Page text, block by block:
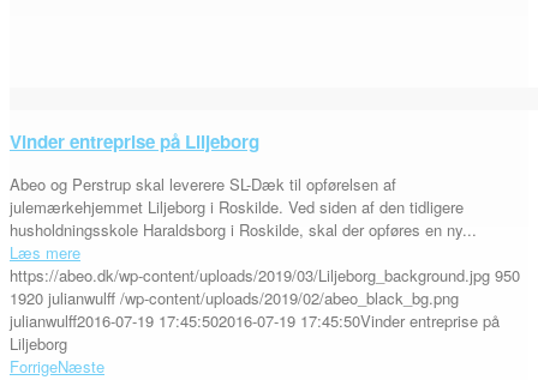
Vinder entreprise på Liljeborg
Abeo og Perstrup skal leverere SL-Dæk til opførelsen af
julemærkehjemmet Liljeborg i Roskilde. Ved siden af den tidligere
husholdningsskole Haraldsborg i Roskilde, skal der opføres en ny...
Læs mere
https://abeo.dk/wp-content/uploads/2019/03/Liljeborg_background.jpg 950
1920 julianwulff /wp-content/uploads/2019/02/abeo_black_bg.png
julianwulff2016-07-19 17:45:502016-07-19 17:45:50Vinder entreprise på
Liljeborg
ForrigeNæste